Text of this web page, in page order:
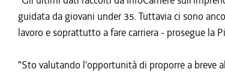
guidata da giovani under 35. Tuttavia ci sono
lavoro e soprattutto a fare carriera - prosegue la
"Sto valutando l'opportunità di proporre a breve